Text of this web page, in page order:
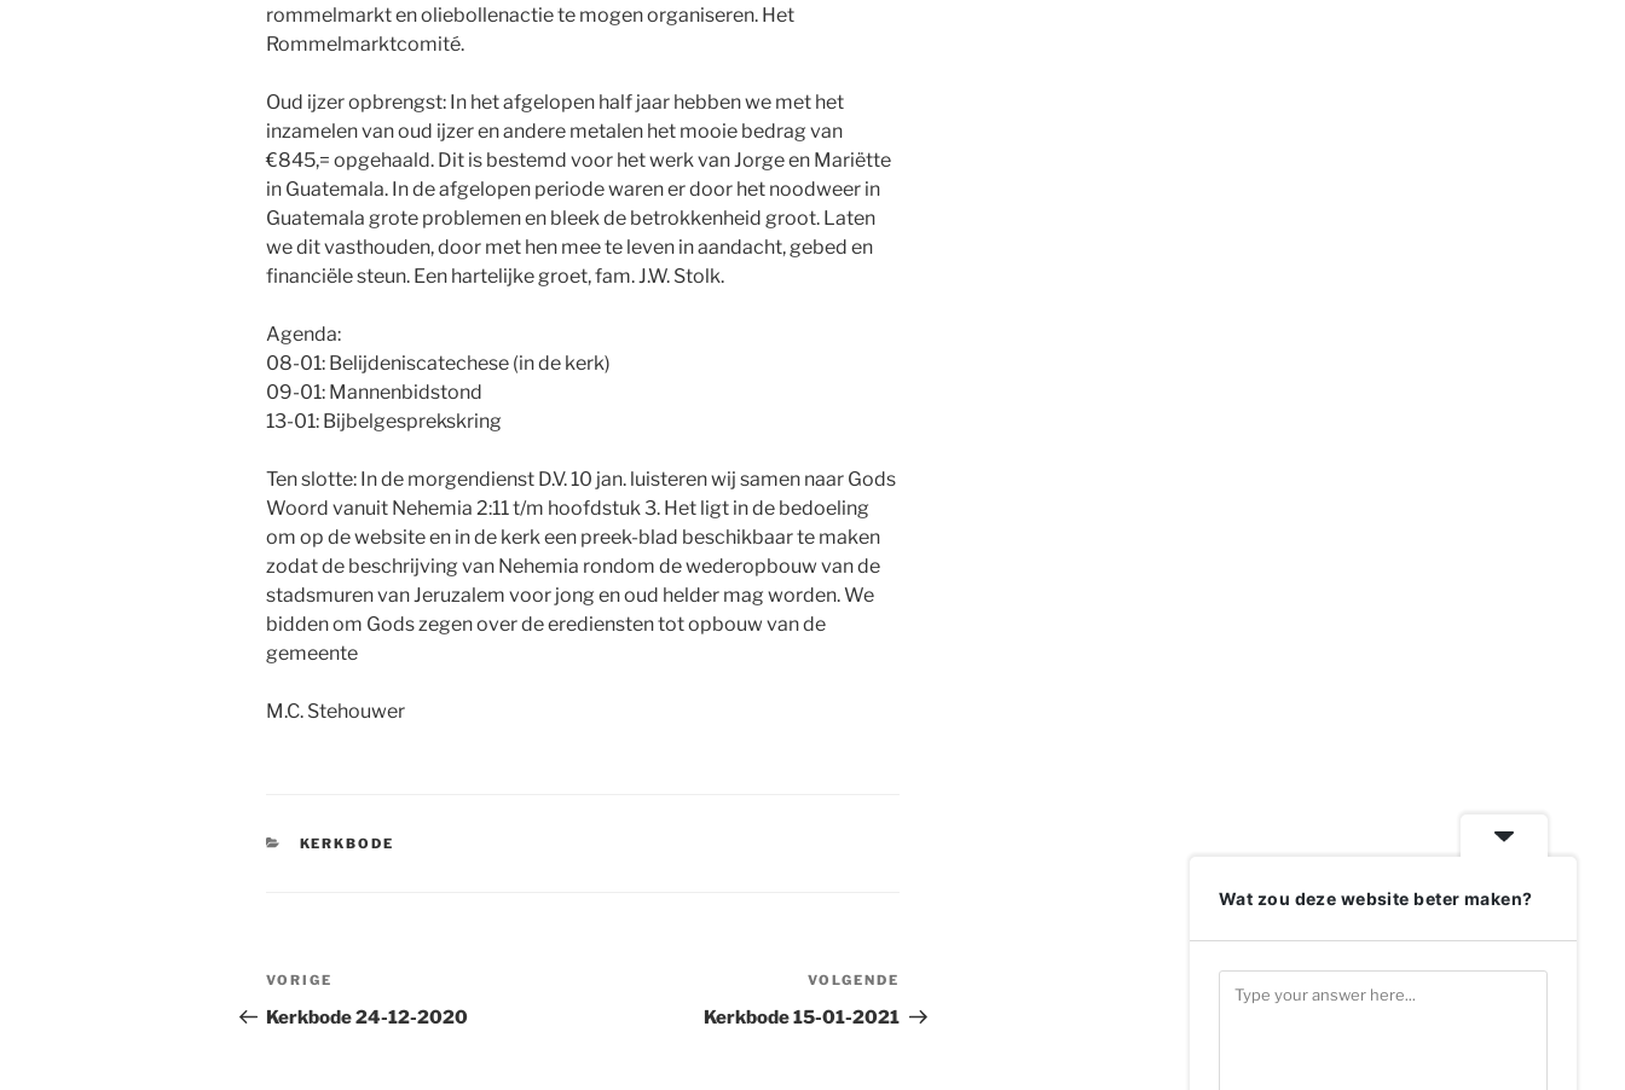
rommelmarkt en oliebollenactie te mogen organiseren. Het
Rommelmarktcomité.
Oud ijzer opbrengst: In het afgelopen half jaar hebben we met het
inzamelen van oud ijzer en andere metalen het mooie bedrag van
€845,= opgehaald. Dit is bestemd voor het werk van Jorge en Mariëtte
in Guatemala. In de afgelopen periode waren er door het noodweer in
Guatemala grote problemen en bleek de betrokkenheid groot. Laten
we dit vasthouden, door met hen mee te leven in aandacht, gebed en
financiële steun. Een hartelijke groet, fam. J.W. Stolk.
Agenda:
08-01: Belijdeniscatechese (in de kerk)
09-01: Mannenbidstond
13-01: Bijbelgesprekskring
Ten slotte: In de morgendienst D.V. 10 jan. luisteren wij samen naar Gods
Woord vanuit Nehemia 2:11 t/m hoofdstuk 3. Het ligt in de bedoeling
om op de website en in de kerk een preek-blad beschikbaar te maken
zodat de beschrijving van Nehemia rondom de wederopbouw van de
stadsmuren van Jeruzalem voor jong en oud helder mag worden. We
bidden om Gods zegen over de erediensten tot opbouw van de
gemeente
M.C. Stehouwer
CATEGORIEËN
KERKBODE
Bericht
navigatie
Vorig
bericht
VORIGE
Kerkbode 24-12-2020
bericht
VOLGENDE
Kerkbode 15-01-2021
Wat zou deze website beter maken?